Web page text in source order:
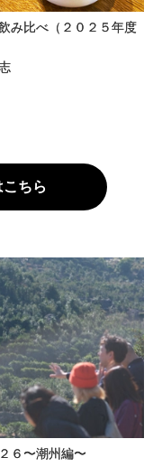
み比べ（２０２５年度
ちら
６〜潮州編〜